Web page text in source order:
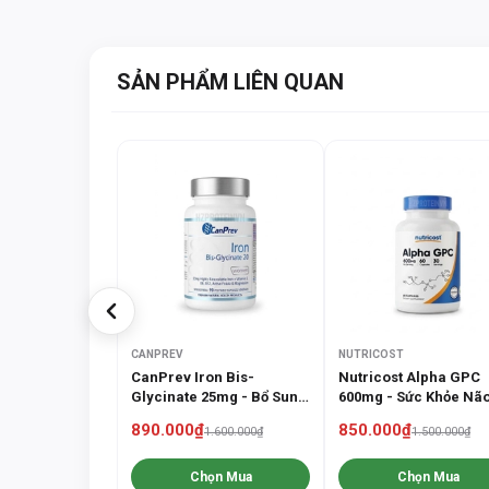
SẢN PHẨM LIÊN QUAN
CANPREV
CanPrev Iron Bis-
Glycinate 25mg - Bổ Sung
890.000₫1.600.000₫
Chọn Mua
NUTRICOST
Nutricost Alpha GPC
600mg - Sức Khỏe
Viên)
850.000₫1.500.000₫
Chọn Mua